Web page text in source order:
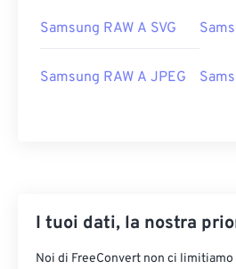
Samsung RAW A SVG
Samsung RAW A JPEG
I tuoi dati, la nostra
Noi di FreeConvert non ci